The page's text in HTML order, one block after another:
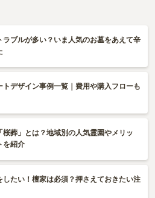
ラブルが多い？いま人気のお墓をあえて辛
トデザイン事例一覧｜費用や購入フローも
桜葬」とは？地域別の人気霊園やメリッ
を紹介
したい！檀家は必須？押さえておきたい注